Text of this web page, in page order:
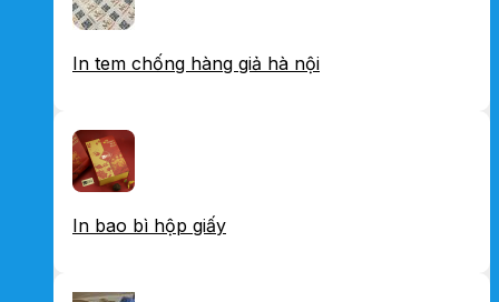
In tem chống hàng giả hà nội
In bao bì hộp giấy